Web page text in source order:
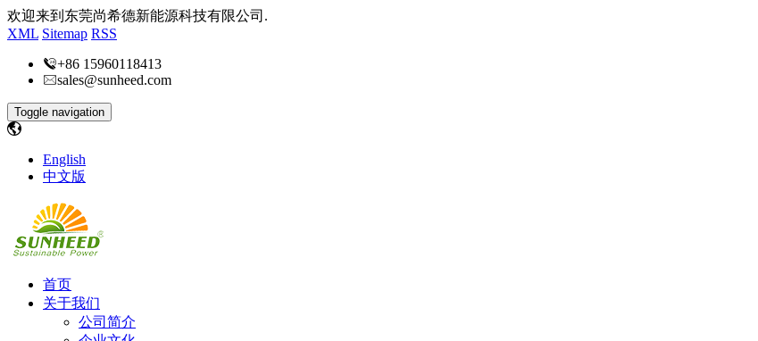
欢迎来到东莞尚希德新能源科技有限公司.
XML Sitemap RSS
+86 15960118413
sales@sunheed.com
Toggle navigation
English
中文版
首页
关于我们
公司简介